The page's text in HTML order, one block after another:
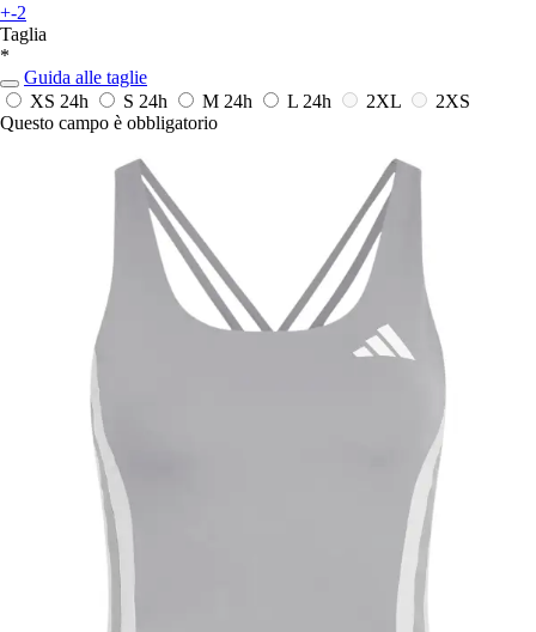
+-2
Taglia
*
Guida alle taglie
XS 24h S 24h M 24h L 24h 2XL
2XS
Questo campo è obbligatorio